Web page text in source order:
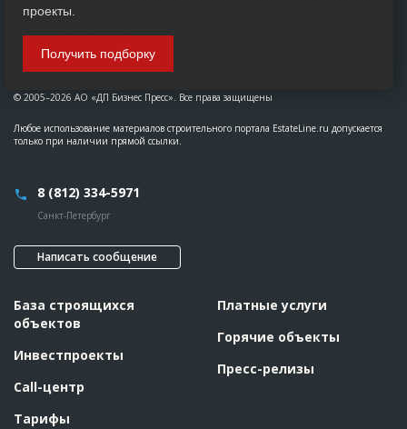
© 2005–2026 АО «ДП Бизнес Пресс». Все права защищены
Любое использование материалов строительного портала EstateLine.ru допускается
только при наличии прямой ссылки.
8 (812) 334-5971
Санкт-Петербург
Написать сообщение
База строящихся
объектов
Инвестпроекты
Call-центр
Тарифы
Платные услуги
Горячие объекты
Пресс-релизы
проекты.
Получить подборку